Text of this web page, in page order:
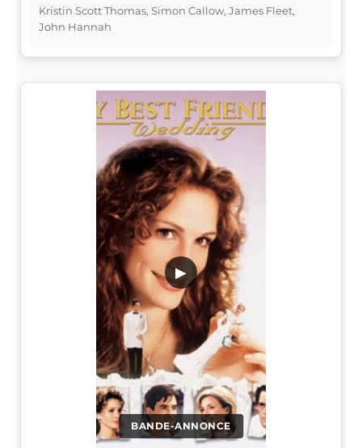
Kristin Scott Thomas, Simon Callow, James Fleet,
John Hannah
BANDE-ANNONCE
▶